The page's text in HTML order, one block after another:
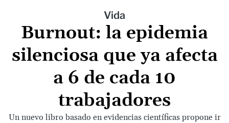
Vida
Burnout: la epidemia
silenciosa que ya afecta
a 6 de cada 10
trabajadores
Un nuevo libro basado en evidencias científicas propone ir